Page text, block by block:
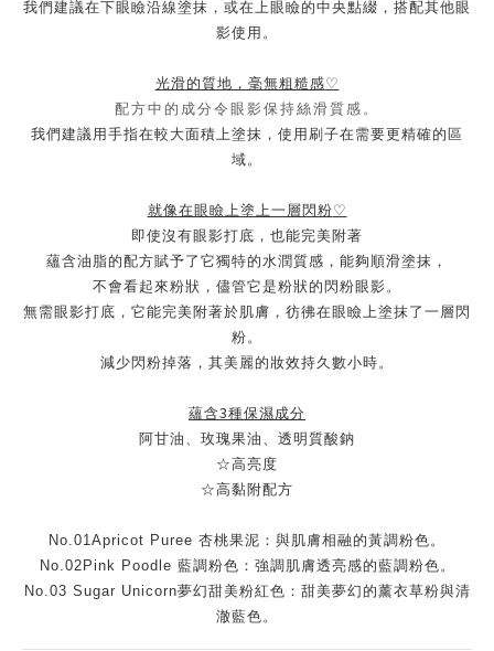
我們建議在下眼瞼沿線塗抹，或在上眼瞼的中央點綴，搭配其他眼
影使用。
光滑的質地，毫無粗糙感♡
配方中的成分令眼影保持絲滑質感。
我們建議用手指在較大面積上塗抹，使用刷子在需要更精確的區
域。
就像在眼瞼上塗上一層閃粉♡
即使沒有眼影打底，也能完美附著
蘊含油脂的配方賦予了它獨特的水潤質感，能夠順滑塗抹，
不會看起來粉狀，儘管它是粉狀的閃粉眼影。
無需眼影打底，它能完美附著於肌膚，彷彿在眼瞼上塗抹了一層閃
粉。
減少閃粉掉落，其美麗的妝效持久數小時。
蘊含3種保濕成分
阿甘油、玫瑰果油、透明質酸鈉
☆高亮度
☆高黏附配方
No.01Apricot Puree 杏桃果泥：與肌膚相融的黃調粉色。
No.02Pink Poodle 藍調粉色：強調肌膚透亮感的藍調粉色。
No.03 Sugar Unicorn夢幻甜美粉紅色：甜美夢幻的薰衣草粉與清
澈藍色。